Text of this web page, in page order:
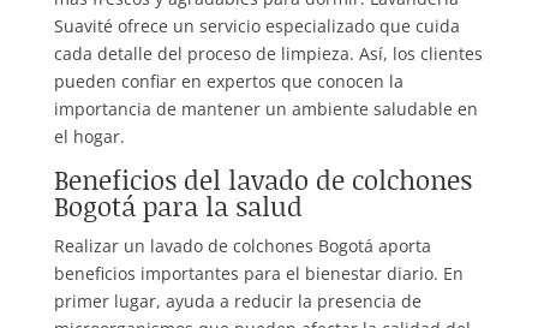
Suavité ofrece un servicio especializado que cuida
cada detalle del proceso de limpieza. Así, los clientes
pueden confiar en expertos que conocen la
importancia de mantener un ambiente saludable en
el hogar.
Beneficios del lavado de colchones
Bogotá para la salud
Realizar un lavado de colchones Bogotá aporta
beneficios importantes para el bienestar diario. En
primer lugar, ayuda a reducir la presencia de